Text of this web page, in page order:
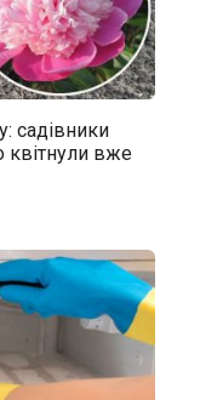
садівники
квітнули вже